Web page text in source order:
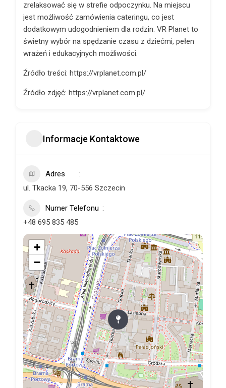
zrelaksować się w strefie odpoczynku. Na miejscu
jest możliwość zamówienia cateringu, co jest
dodatkowym udogodnieniem dla rodzin. VR Planet to
świetny wybór na spędzanie czasu z dziećmi, pełen
wrażeń i edukacyjnych możliwości.
Źródło treści: https://vrplanet.com.pl/
Źródło zdjęć: https://vrplanet.com.pl/
Informacje Kontaktowe
Adres
ul. Tkacka 19, 70-556 Szczecin
Numer Telefonu
+48 695 835 485
+
−